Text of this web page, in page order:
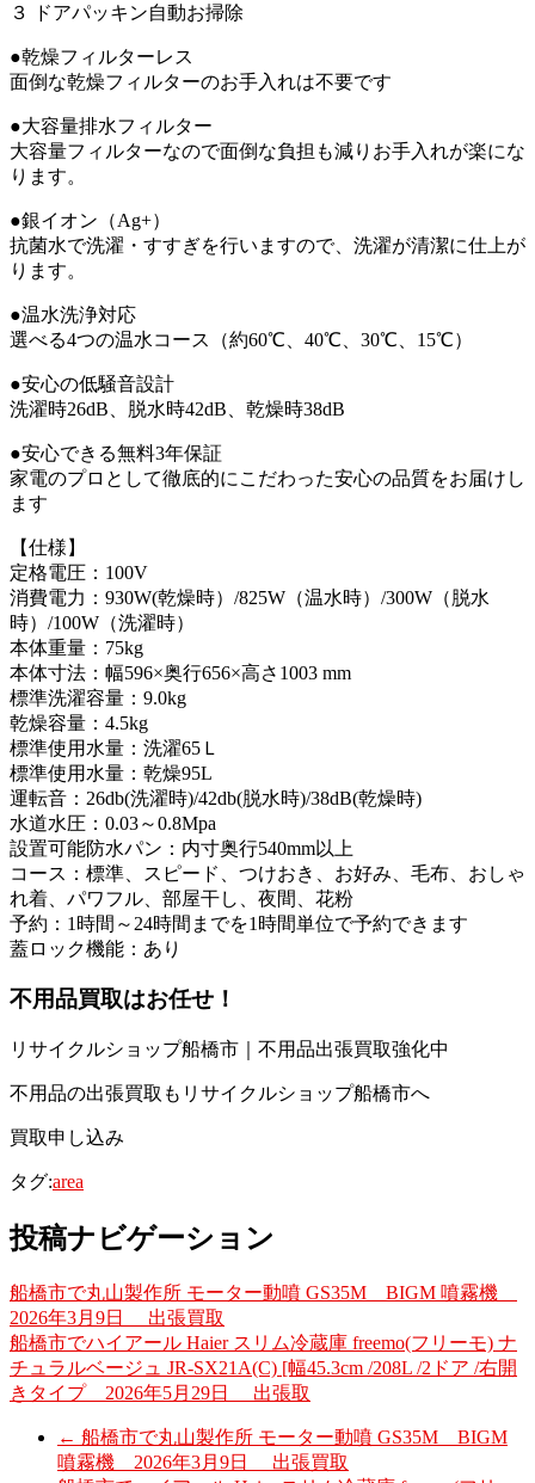
３ ドアパッキン自動お掃除
●乾燥フィルターレス
面倒な乾燥フィルターのお手入れは不要です
●大容量排水フィルター
大容量フィルターなので面倒な負担も減りお手入れが楽にな
ります。
●銀イオン（Ag+）
抗菌水で洗濯・すすぎを行いますので、洗濯が清潔に仕上が
ります。
●温水洗浄対応
選べる4つの温水コース（約60℃、40℃、30℃、15℃）
●安心の低騒音設計
洗濯時26dB、脱水時42dB、乾燥時38dB
●安心できる無料3年保証
家電のプロとして徹底的にこだわった安心の品質をお届けし
ます
【仕様】
定格電圧：100V
消費電力：930W(乾燥時）/825W（温水時）/300W（脱水
時）/100W（洗濯時）
本体重量：75kg
本体寸法：幅596×奥行656×高さ1003 mm
標準洗濯容量：9.0kg
乾燥容量：4.5kg
標準使用水量：洗濯65Ｌ
標準使用水量：乾燥95L
運転音：26db(洗濯時)/42db(脱水時)/38dB(乾燥時)
水道水圧：0.03～0.8Mpa
設置可能防水パン：内寸奥行540mm以上
コース：標準、スピード、つけおき、お好み、毛布、おしゃ
れ着、パワフル、部屋干し、夜間、花粉
予約：1時間～24時間までを1時間単位で予約できます
蓋ロック機能：あり
不用品買取はお任せ！
リサイクルショップ船橋市｜不用品出張買取強化中
不用品の出張買取もリサイクルショップ船橋市へ
買取申し込み
タグ:area
投稿ナビゲーション
船橋市で丸山製作所 モーター動噴 GS35M BIGM 噴霧機
2026年3月9日 出張買取
船橋市でハイアール Haier スリム冷蔵庫 freemo(フリーモ) ナ
チュラルベージュ JR-SX21A(C) [幅45.3cm /208L /2ドア /右開
きタイプ 2026年5月29日 出張取
← 船橋市で丸山製作所 モーター動噴 GS35M BIGM
噴霧機 2026年3月9日 出張買取